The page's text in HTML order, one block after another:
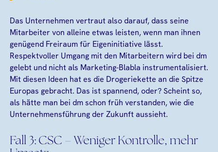
Das Unternehmen vertraut also darauf, dass seine
Mitarbeiter von alleine etwas leisten, wenn man ihnen
genügend Freiraum für Eigeninitiative lässt.
Respektvoller Umgang mit den Mitarbeitern wird bei dm
gelebt und nicht als Marketing-Blabla instrumentalisiert.
Mit diesen Ideen hat es die Drogeriekette an die Spitze
Europas gebracht. Das ist spannend, oder? Scheint so,
als hätte man bei dm schon früh verstanden, wie die
Unternehmensführung der Zukunft aussieht.
Fall 3: CSC – Weniger Kontrolle, mehr